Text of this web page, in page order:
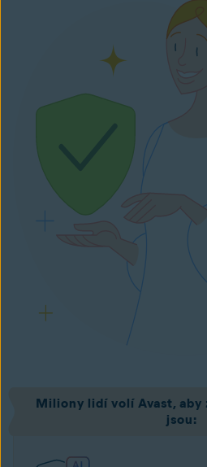
Miliony lidí volí Avast, aby
jsou: